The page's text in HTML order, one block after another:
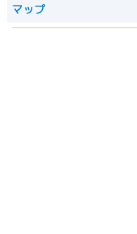
マップ